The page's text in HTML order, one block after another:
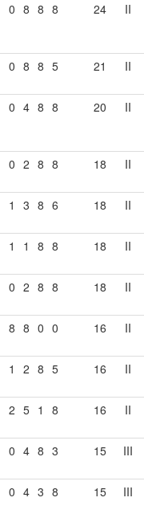
0 8 8 8 24 II
0 8 8 5 21 II
0 4 8 8 20 II
0 2 8 8 18 II
1 3 8 6 18 II
1 1 8 8 18 II
0 2 8 8 18 II
8 8 0 0 16 II
1 2 8 5 16 II
2 5 1 8 16 II
0 4 8 3 15 III
0 4 3 8 15 III